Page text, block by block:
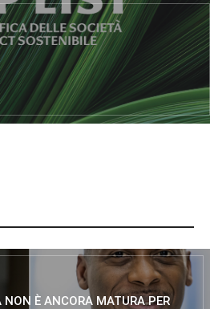
NON È ANCORA MATURA PER